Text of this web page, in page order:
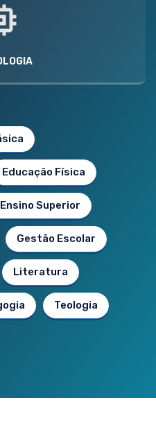
Educação Física
Ensino Superior
Gestão Escolar
Literatura
Teologia